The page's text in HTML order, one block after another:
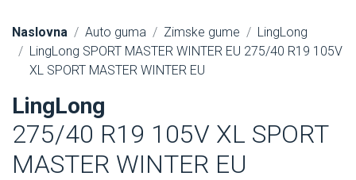
Naslovna Auto guma Zimske gume
LingLong
LingLong SPORT MASTER WINTER EU 275/40 R19 105V
XL SPORT MASTER WINTER EU
LingLong
275/40 R19 105V XL SPORT
MASTER WINTER EU